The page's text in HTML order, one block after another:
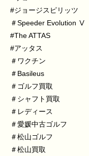
#ジョージスピリッツ
＃SpeederEvolution Ⅴ
#TheATTAS
#アッタス
＃ワクチン
＃Basileus
＃ゴルフ買取
＃シャフト買取
＃レディース
＃愛媛中古ゴルフ
＃松山ゴルフ
＃松山買取